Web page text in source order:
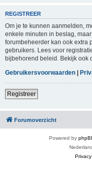
REGISTREER
Om je te kunnen aanmelden,
enkele minuten in beslag,
forumbeheerder kan ook extra
gebruikers. Lees voor
bijbehorend beleid. Bekijk ook
Gebruikersvoorwaarden |
Registreer
Forumoverzicht
Powered by
Privacy